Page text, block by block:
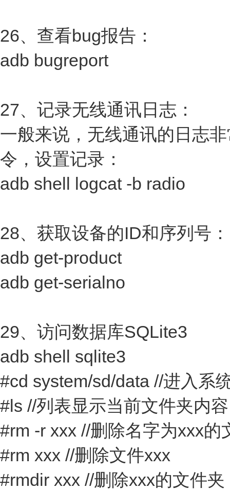
26、查看bug报告：
adb bugreport
27、记录无线通讯日志：
一般来说，无线通讯的日志
令，设置记录：
adb shell logcat -b radio
28、获取设备的ID和序列号：
adb get-product
adb get-serialno
29、访问数据库SQLite3
adb shell sqlite3
#cd system/sd/data //进入系
#ls //列表显示当前文件夹内容
#rm -r xxx //删除名字为xxx
#rm xxx //删除文件xxx
#rmdir xxx //删除xxx的文件夹